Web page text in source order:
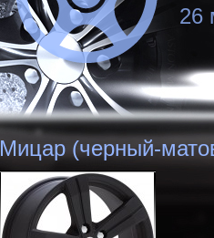
26
Мицар (черный-